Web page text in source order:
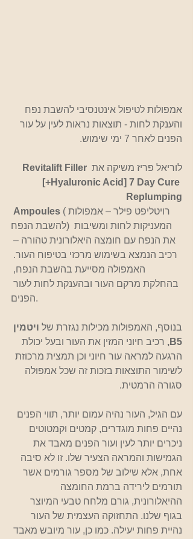
אמפולות לטיפול אינטנסיבי להשבת נפח
והענקת לחות - תוצאות נראות לעין על עור
הפנים לאחר 7 ימי שימוש.
לוריאל פריז משיקה את Revitalift Filler
[+Hyaluronic Acid] 7 Day Cure
Replumping
Ampoules (רויטליפט פילר – אמפולות
להשבת הנפח) המעניקות לחות ומשיבות
את הנפח עם חומצה היאלורונית טהורה –
רכיב הנמצא בשימוש מרכזי בטיפוח העור.
האמפולה מסייעת בהשבת הנפח,
בהחלקת מרקם העור ובהענקת לחות לעור
הפנים.
בנוסף, האמפולות מכילות נגזרת של ויטמין
B5,
רכיב חיוני המזין את העור ובעל יכולת
הרגעה למראה עור חיוני וכן תמצית מרכוזת
לשימור התוצאות בזכות זה שכל אמפולה
סגורה הרמטית.
עם הגיל, העור נהיה עמום יותר, תווי הפנים
נהיים פחות מוגדרים, קמטים וקמטוטים
ניכרים יותר לעין ועור הפנים מאבד את
הגמישות והמראה הצעיר שלו. זו לא סיבה
אחת, אלא שילוב של מספר גורמים אשר
תורמים לירידה ברמת החומצה
ההיאלורונית, גורם מלחח טבעי המיוצר
בגוף שלנו. התחזוקה העצמית של העור
נהיית פחות יעילה. כמו כן, עור מיובש מאבד